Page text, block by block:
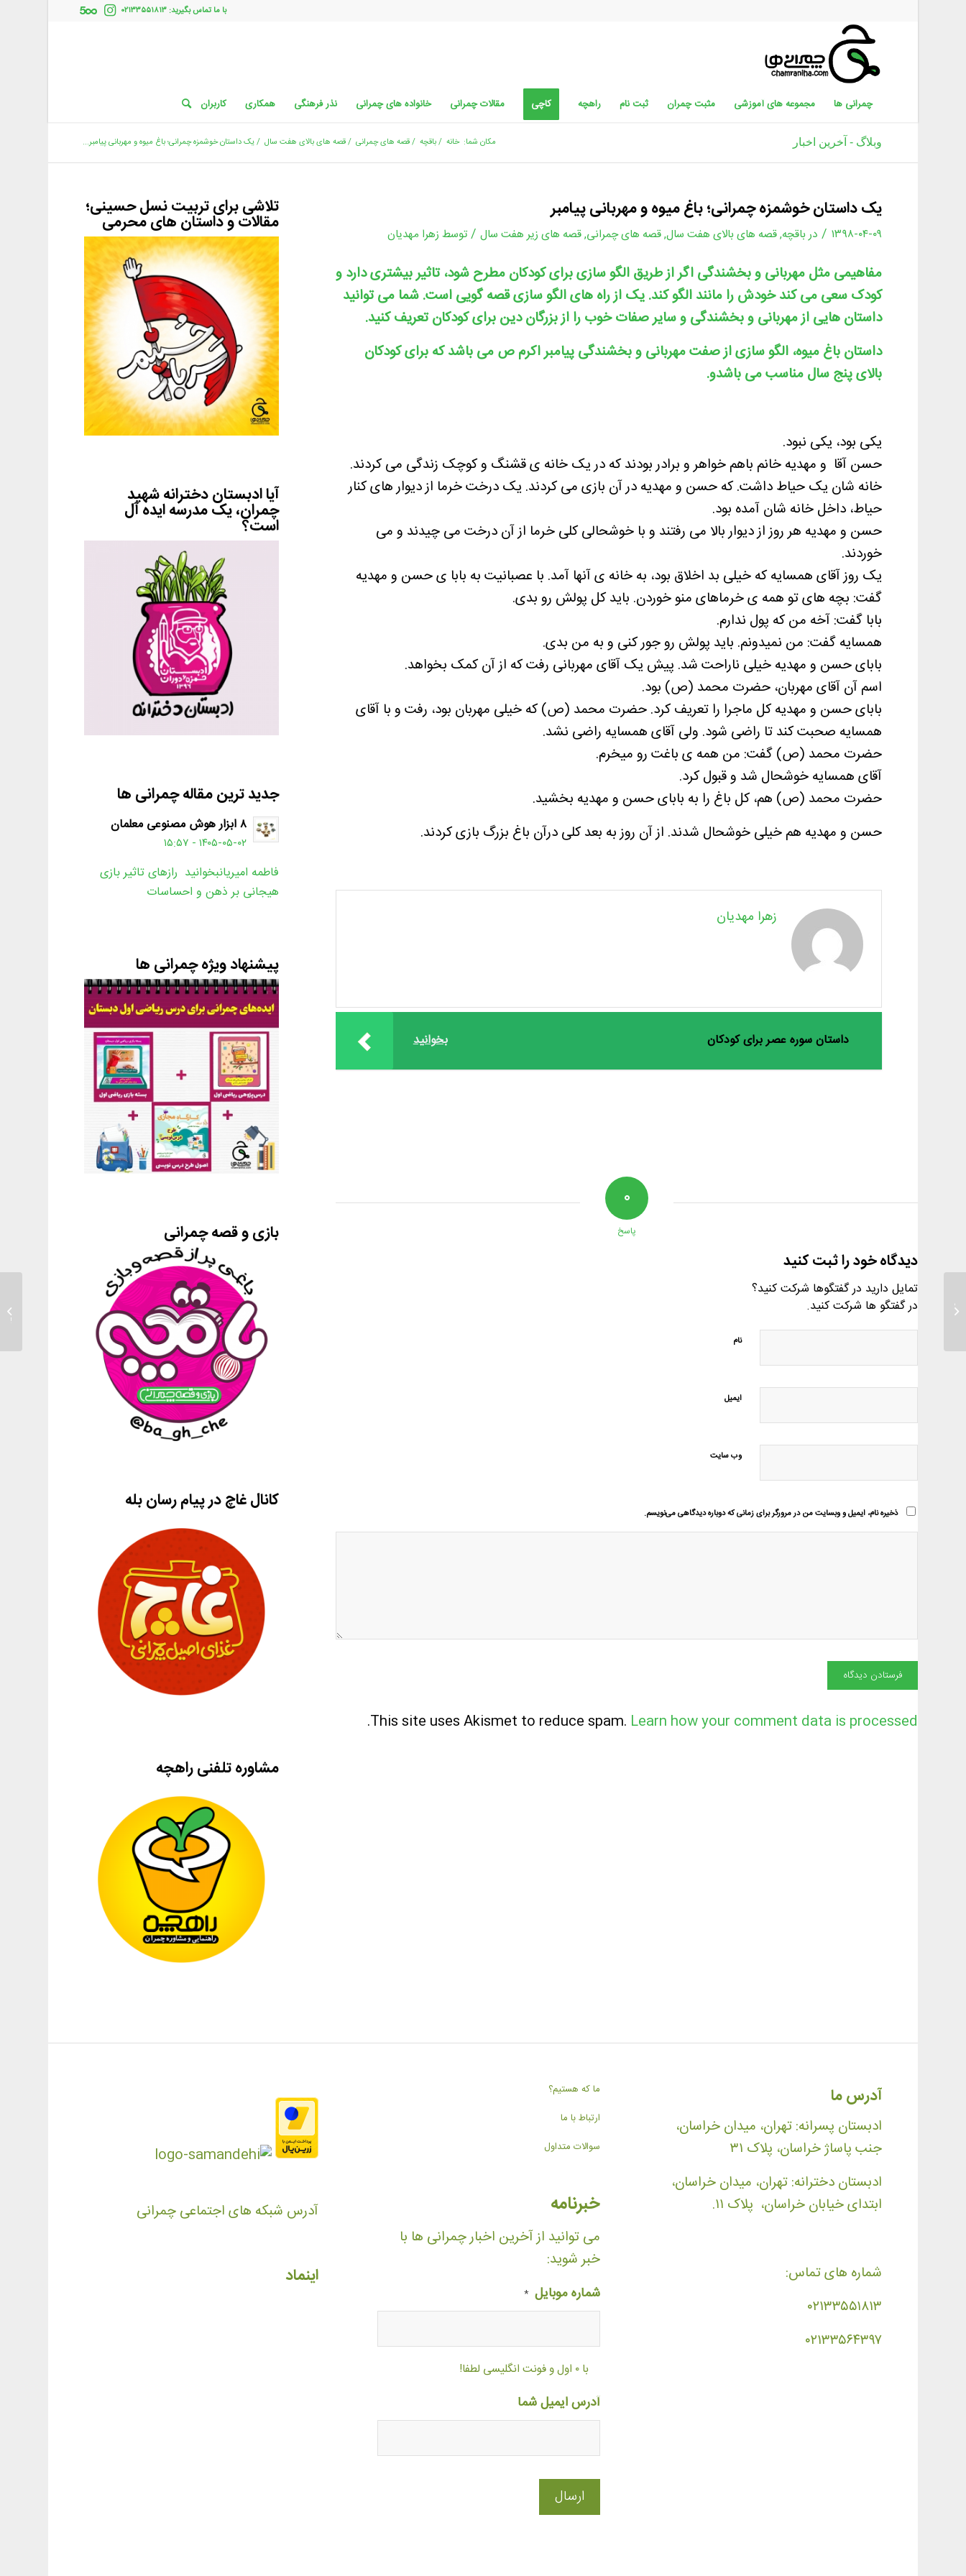
با ما تماس بگیرید: ۰۲۱۳۳۵۵۱۸۱۳
چمرانی ها مجموعه های آموزشی مثبت چمران ثبت نام راهچه کاچی مقالات چمرانی خانواده های چمرانی نذر فرهنگی همکاری کاربران
وبلاگ - آخرین اخبار مکان شما: خانه /باقچه /قصه های چمرانی /قصه های بالای هفت سال /یک داستان خوشمزه چمرانی؛ باغ میوه و مهربانی پیامبر...
یک داستان خوشمزه چمرانی؛ باغ میوه و مهربانی پیامبر
۱۳۹۸-۰۴-۰۹ / درباقچه,قصه های بالای هفت سال,قصه های چمرانی,قصه های زیر هفت سال / توسط زهرا مهدیان
مفاهیمی مثل مهربانی و بخشندگی اگر از طریق الگو سازی برای کودکان مطرح شود، تاثیر بیشتری دارد و
کودک سعی می کند خودش را مانند الگو کند. یک از راه های الگو سازی قصه گویی است. شما می توانید
داستان هایی از مهربانی و بخشندگی و سایر صفات خوب را از بزرگان دین برای کودکان تعریف کنید.
داستان باغ میوه، الگو سازی از صفت مهربانی و بخشندگی پیامبر اکرم ص می باشد که برای کودکان
بالای پنج سال مناسب می باشدو.
یکی بود، یکی نبود.
حسن آقا ‌ و مهدیه خانم باهم خواهر و برادر بودند که در یک خانه ی قشنگ و کوچک زندگی می کردند.
خانه شان یک حیاط داشت. که حسن و مهدیه در آن بازی می کردند. یک درخت خرما از دیوار های کنار
حیاط، داخل خانه شان آمده بود.
حسن و مهدیه هر روز از دیوار بالا می رفتند و با خوشحالی کلی خرما از آن درخت می چیدند و می
خوردند.
یک روز آقای همسایه که خیلی بد اخلاق بود، به خانه ی آنها آمد. با عصبانیت به بابا ی حسن و مهدیه
گفت: بچه های تو همه ی خرماهای منو خوردن. باید کل پولش رو بدی.
بابا گفت: آخه من که پول ندارم.
همسایه گفت: من نمیدونم. باید پولش رو جور کنی و به من بدی.
بابای حسن و مهدیه خیلی ناراحت شد. پیش یک آقای مهربانی رفت که از آن کمک بخواهد‌.
اسم آن آقای مهربان، حضرت محمد (ص) بود.
بابای حسن و مهدیه کل ماجرا را تعریف کرد. حضرت محمد (ص) که خیلی مهربان بود، رفت و با آقای
همسایه صحبت کند تا راضی شود. ولی آقای همسایه راضی نشد.
حضرت محمد (ص) گفت: من همه ی باغت رو میخرم.
آقای همسایه خوشحال شد و قبول کرد.
حضرت محمد (ص) هم، کل باغ را به بابای حسن و مهدیه بخشید.
حسن و مهدیه هم خیلی خوشحال شدند. از آن روز به بعد کلی درآن باغ بزرگ بازی کردند.
زهرا مهدیان
بخوانید داستان سوره عصر برای کودکان
۰
پاسخ
دیدگاه خود را ثبت کنید
تمایل دارید در گفتگوها شرکت کنید؟
در گفتگو ها شرکت کنید.
نام
ایمیل
وب‌ سایت
ذخیره نام، ایمیل و وبسایت من در مرورگر برای زمانی که دوباره دیدگاهی می‌نویسم.
This site uses Akismet to reduce spam. Learn how your comment data is processed
.
تلاشی برای تربیت نسل حسینی؛
مقالات و داستان های محرمی
آیا ادبستان دخترانه شهید
چمران، یک مدرسه ایده آل
است؟
جدید ترین مقاله چمرانی ها
۸ ابزار هوش مصنوعی معلمان
۱۴۰۵-۰۵-۰۲ - ۱۵:۵۷
فاطمه امیریانبخوانید رازهای تاثیر بازی
هیجانی بر ذهن و احساسات
پیشنهاد ویژه چمرانی ها
بازی و قصه چمرانی
کانال غاچ در پیام رسان بله
مشاوره تلفنی راهچه
آدرس ما
ادبستان پسرانه: تهران، میدان خراسان،
جنب پاساژ خراسان، پلاک ۳۱
ادبستان دخترانه: تهران، میدان خراسان،
ابتدای خیابان خراسان، پلاک ۱۱.
شماره های تماس:
۰۲۱۳۳۵۵۱۸۱۳
۰۲۱۳۳۵۶۴۳۹۷
ما که هستیم؟
ارتباط با ما
سوالات متداول
خبرنامه
می توانید از آخرین اخبار چمرانی ها با
خبر شوید:
شماره موبایل *
با ۰ اول و فونت انگلیسی لطفا!
آدرس ایمیل شما
آدرس شبکه های اجتماعی چمرانی
اینماد
یک
داستان های تدبر در قرآن، پناهگاه برگرفته
از سوره ی ناس...